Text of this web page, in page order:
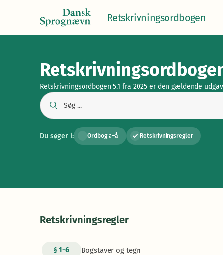
Retskrivningsordbogen
Retskrivningsordbogen 5.1 fra 2025 er den gældende
Du søger i: Ordbog a–å Retskrivningsregler
Retskrivningsregler
§ 1-6 Bogstaver og tegn